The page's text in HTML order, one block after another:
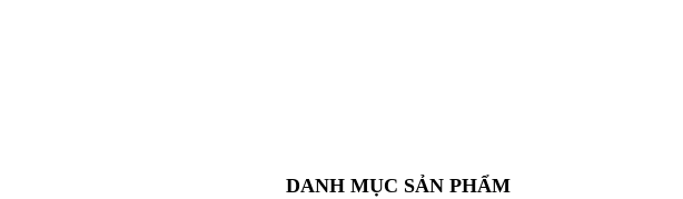
DANH MỤC SẢN PHẨM